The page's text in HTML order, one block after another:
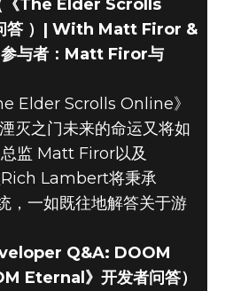
The Elder Scrolls
答 ）| With Matt Firor &
与者：Matt Firor与
Elder Scrolls Online》
灭之门未来的命运又将如
监 Matt Firor以及
Rich Lambert将秉承
一如既往地解答关于游
Q&A: DOOM
Eternal》开发者问答）